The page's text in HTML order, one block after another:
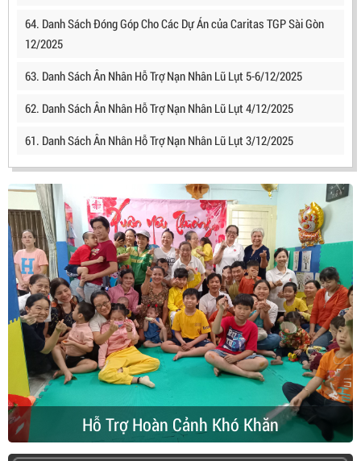
64. Danh Sách Đóng Góp Cho Các Dự Án của Caritas TGP Sài Gòn
12/2025
63. Danh Sách Ân Nhân Hỗ Trợ Nạn Nhân Lũ Lụt 5-6/12/2025
62. Danh Sách Ân Nhân Hỗ Trợ Nạn Nhân Lũ Lụt 4/12/2025
61. Danh Sách Ân Nhân Hỗ Trợ Nạn Nhân Lũ Lụt 3/12/2025
Hỗ Trợ Hoàn Cảnh Khó Khăn